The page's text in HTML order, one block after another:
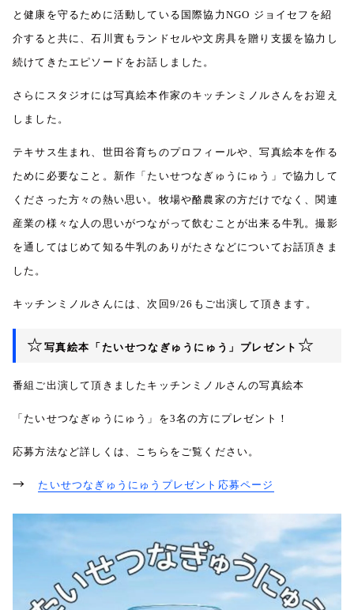
と健康を守るために活動している国際協力 NGO ジョイセフを紹
介すると共に、石川實もランドセルや文房具を贈り支援を協力し
続けてきたエピソードをお話しました。
さらにスタジオには写真絵本作家のキッチンミノルさんをお迎え
しました。
テキサス生まれ、世田谷育ちのプロフィールや、写真絵本を作る
ために必要なこと。新作「たいせつなぎゅうにゅう」で協力して
くださった方々の熱い思い。牧場や酪農家の方だけでなく、関連
産業の様々な人の思いがつながって飲むことが出来る牛乳。撮影
を通してはじめて知る牛乳のありがたさなどについてお話頂きま
した。
キッチンミノルさんには、次回 9/26 もご出演して頂きます。
☆ 写真絵本「たいせつなぎゅうにゅう」プレゼント ☆
番組ご出演して頂きましたキッチンミノルさんの写真絵本
「たいせつなぎゅうにゅう」を3名の方にプレゼント！
応募方法など詳しくは、こちらをご覧ください。
→ たいせつなぎゅうにゅうプレゼント応募ページ